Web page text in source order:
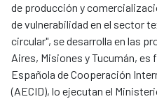
de producción y
de vulnerabilidad en el sector
circular", se desarrolla en las
Aires, Misiones y Tucumán, es
Española de Cooperación
(AECID), lo ejecutan el